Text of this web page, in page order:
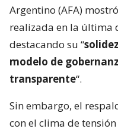
Argentino (AFA)
realizada en la última
destacando su “
modelo de
transparente“.
Sin embargo, el
con el clima de